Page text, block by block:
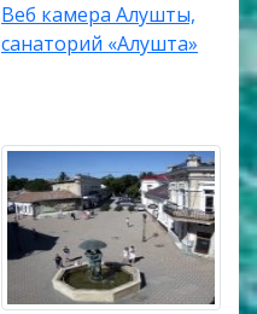
Веб камера Алушты,
санаторий «Алушта»